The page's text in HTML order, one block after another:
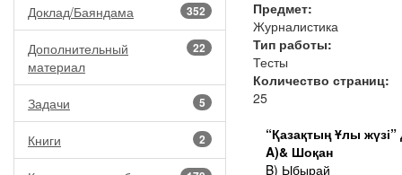
352
Доклад/Баяндама
22
Дополнительный
материал
5
Задачи
2
Книги
Предмет:
Журналистика
Тип работы:
Тесты
Количество страниц:
25
“Қазақтың Ұлы
A)& Шоқан
B) Ыбырай